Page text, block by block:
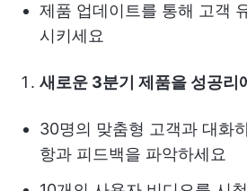
제품 업데이트를 통해 고객
시키세요
새로운 3분기 제품을 성공리
30명의 맞춤형 고객과 대화
항과 피드백을 파악하세요